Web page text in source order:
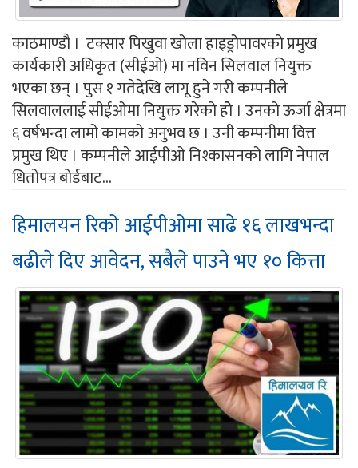
काठमाण्डौ । टक्सार पिखुवा खोला हाइड्रोपावरको प्रमुख
कार्यकारी अधिकृत (सीईओ) मा नविन सिलवाल नियुक्त
भएका छन् । पुस १ गतेदेखि लागू हुने गरी कम्पनीले
सिलवाललाई सीईओमा नियुक्त गरेको होे । उनको ऊर्जा क्षेत्रमा
६ वर्षभन्दा लामो कामको अनुभव छ । उनी कम्पनीमा वित्त
प्रमुख थिए । कम्पनीले आईपीओ निश्कासनको लागि नेपाल
धितोपत्र बोर्डबाट...
हिमालयन रिको आईपीओमा साढे १६ लाखभन्दा
बढीले दिए आवेदन, सबैले पाउने भए १० कित्ता